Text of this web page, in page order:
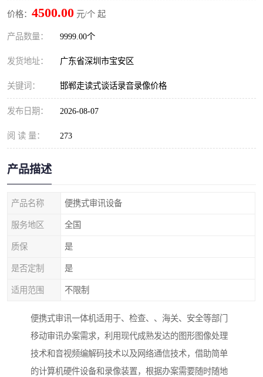
价格： 4500.00 元/个 起
产品数量： 9999.00个
发货地址： 广东省深圳市宝安区
关键词： 邯郸走读式谈话录音录像价格
发布日期： 2026-08-07
阅 读 量： 273
产品描述
产品名称 便携式审讯设备
服务地区 全国
质保 是
是否定制 是
适用范围 不限制
便携式审讯一体机适用于、检查、、海关、安全等部门
移动审讯办案需求，利用现代成熟发达的图形图像处理
技术和音视频编解码技术以及网络通信技术，借助简单
的计算机硬件设备和录像装置，根据办案需要随时随地